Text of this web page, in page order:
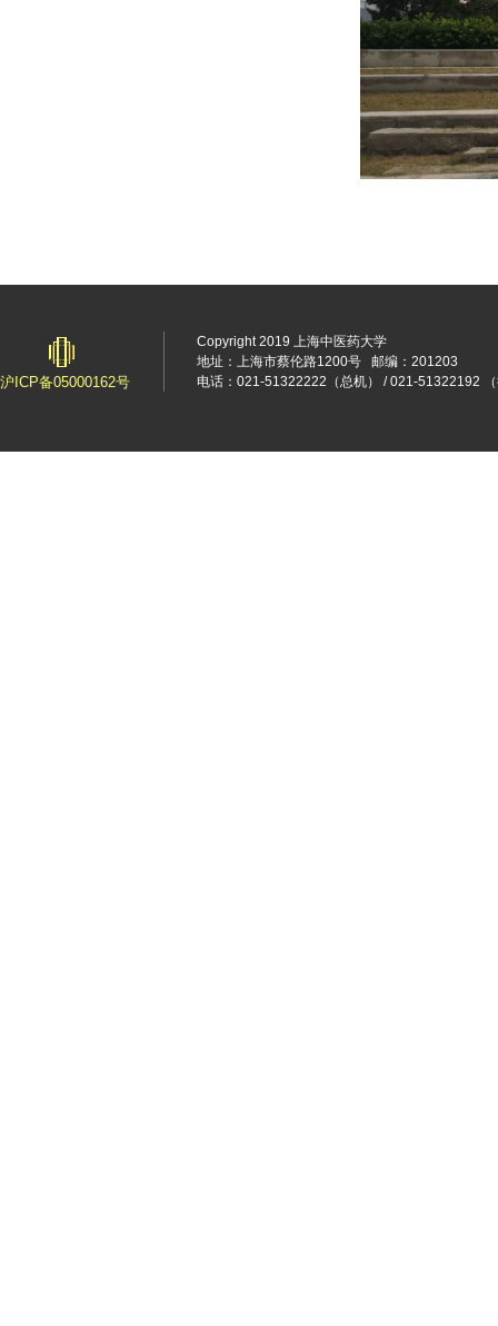
沪ICP备05000162号
Copyright 2019 上海中医药大学
地址：上海市蔡伦路1200号
邮编：201203
电话：021-51322222（总机） / 021-51322192